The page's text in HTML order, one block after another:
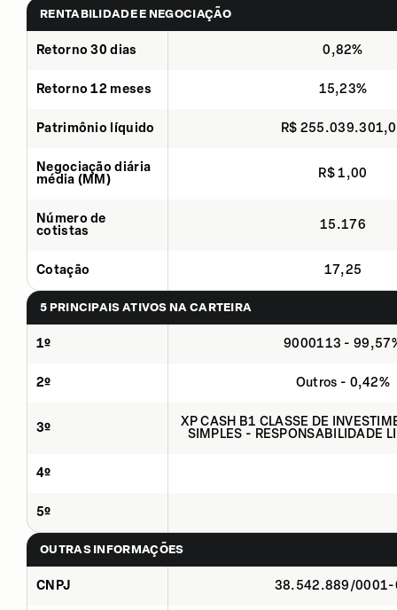
RENTABILIDADE E NEGOCIAÇÃO
Retorno 30 dias 0,82%
Retorno 12 meses 15,23%
Patrimônio líquido R$
Negociação diária
média (MM)
R$ 1,00
Número de
cotistas
15.176
Cotação 17,25
5 PRINCIPAIS ATIVOS NA CARTEIRA
1º 9000113 -
2º Outros - 0,42%
3º
XP CASH B1 CLASSE DE
SIMPLES - RESPONSABILIDADE
4º
5º
OUTRAS INFORMAÇÕES
CNPJ 38.542.889/0001-